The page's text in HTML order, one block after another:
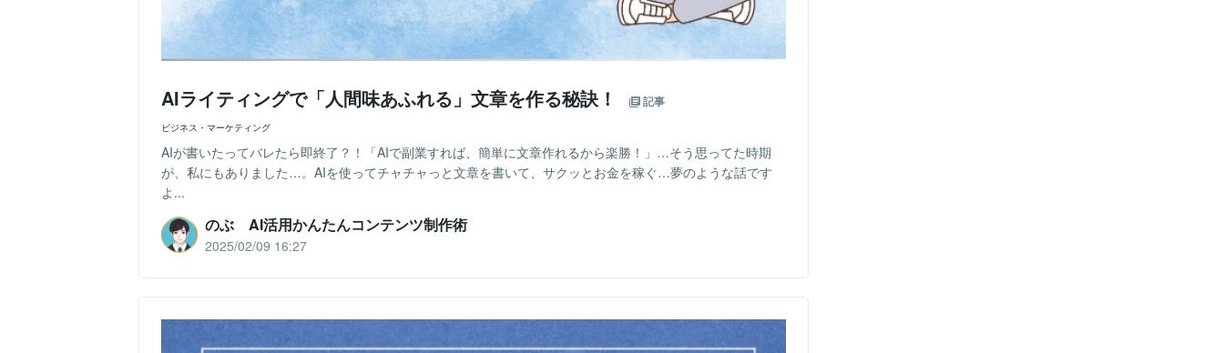
AIライティングで「人間味あふれる」文章を作る秘訣！ 記事
ビジネス・マーケティング
AIが書いたってバレたら即終了？！「AIで副業すれば、簡単に文章作れるから楽勝！」…そう思ってた時期
が、私にもありました…。AIを使ってチャチャっと文章を書いて、サクッとお金を稼ぐ…夢のような話です
よ...
のぶ AI活用かんたんコンテンツ制作術
2025/02/09 16:27